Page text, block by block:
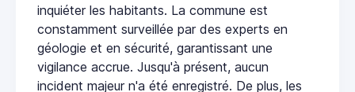
inquiéter les habitants. La commune est
constamment surveillée par des experts en
géologie et en sécurité, garantissant une
vigilance accrue. Jusqu'à présent, aucun
incident majeur n'a été enregistré. De plus, les